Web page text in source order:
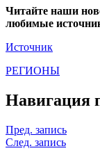
Читайте наши
любимые
Источник
РЕГИОНЫ
Навигация
Пред. запись
След. запись